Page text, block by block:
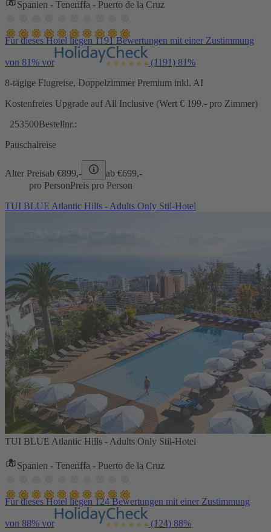
Spanien - Teneriffa - Puerto de la Cruz
Für dieses Hotel liegen 1191 Bewertungen mit einer Zustimmung
von 81% vor (1191) 81%
8-tägige Flugreise, Doppelzimmer Premium inkl. AI
Kostenfreies Upgrade auf All Inclusive (Wert € 199.- pro Zimmer)
253500Bestellnr.:
Pauschalreise
Alter Preisab €899,- ab €699,-
pro PersonPreis pro Person
TUI BLUE Atlantic Hills - Adults Only Stil-Hotel
TUI BLUE Atlantic Hills - Adults Only Stil-Hotel
Spanien - Teneriffa - Puerto de la Cruz
Für dieses Hotel liegen 124 Bewertungen mit einer Zustimmung
von 88% vor (124) 88%